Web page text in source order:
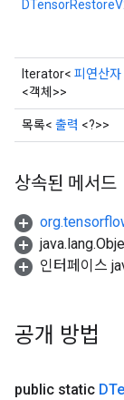
Iterator< 피연산자
<객체>>
목록< 출력 <?>>
상속된 메서드
인터페이스
공개 방법
public static